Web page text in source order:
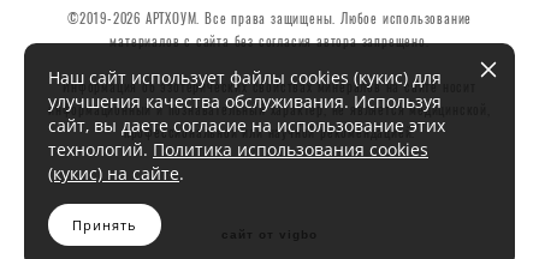
©2019-2026 АРТХОУМ. Все права защищены. Любое использование
материалов с сайта без согласия автора запрещено.
Информация об эзотерических свойствах минералов на сайте носит
информационный и познавательный характер, не является медицинской,
профессиональной или научной рекомендацией.
Наш сайт использует файлы cookies (кукис) для
улучшения качества обслуживания. Используя
сайт, вы даете согласие на использование этих
технологий. Политика использования cookies
(кукис) на сайте.
Принять